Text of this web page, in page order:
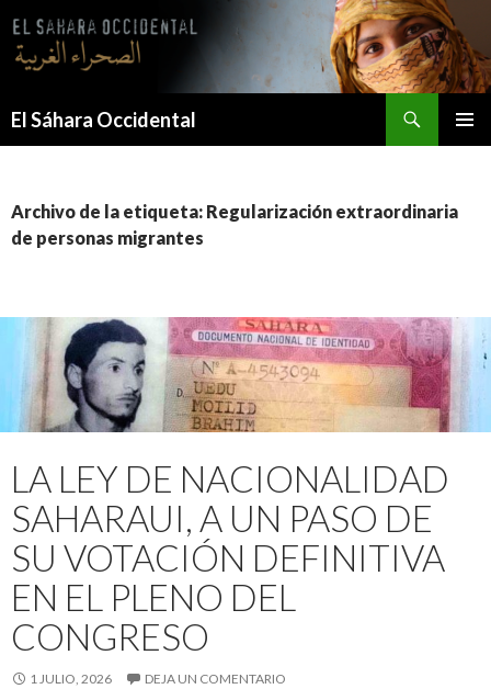
contenido
El Sáhara Occidental
Archivo de la etiqueta: Regularización extraordinaria
de personas migrantes
LA LEY DE NACIONALIDAD
SAHARAUI, A UN PASO DE
SU VOTACIÓN DEFINITIVA
EN EL PLENO DEL
CONGRESO
1 JULIO, 2026 DEJA UN COMENTARIO